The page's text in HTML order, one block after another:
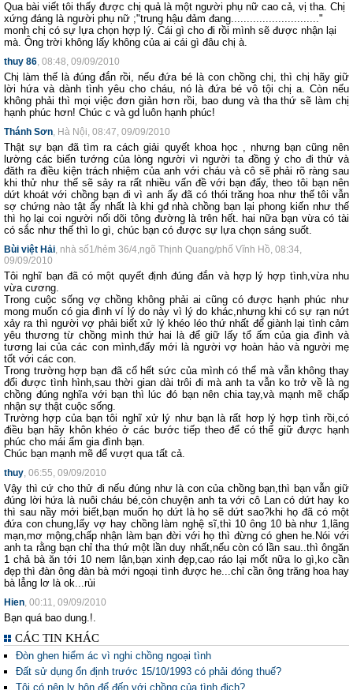
Qua bài viết tôi thấy được chị quả là một người phụ nữ cao cả, vị tha. Chị
xứng đáng là người phụ nữ ;"trung hậu đảm đang............................"
monh chị có sự lựa chọn hợp lý. Cái gì cho đi rồi mình sẽ được nhận lại
mà. Ông trời không lấy không của ai cái gì đâu chị à.
thuy 86, 08:48, 09/09/2010
Chị làm thế là đúng đắn rồi, nếu đứa bé là con chồng chị, thì chị hãy giữ
lời hứa và dành tình yêu cho cháu, nó là đứa bé vô tội chị a. Còn nếu
không phải thì mọi việc đơn giản hơn rồi, bao dung và tha thứ sẽ làm chị
hạnh phúc hơn! Chúc c và gd luôn hạnh phúc!
Thánh Sơn, Hà Nội, 08:47, 09/09/2010
Thật sự bạn đã tìm ra cách giải quyết khoa học , nhưng bạn cũng nên
lường các biến tướng của lòng người vì người ta đồng ý cho đi thử và
đăth ra điều kiện trách nhiệm của anh với cháu và cô sẽ phải rõ ràng sau
khi thử như thế sẽ sảy ra rất nhiều vấn đề với bạn đấy, theo tôi bạn nên
dứt khoát với chồng bạn đi vì anh ấy đã có thói trăng hoa như thế tôi vẫn
sợ chứng nào tật ấy nhất là khi gđ nhà chồng bạn lại phong kiến như thế
thì họ lại coi người nối dõi tông đường là trên hết. hai nữa bạn vừa có tài
có sắc như thế thì lo gì, chúc bạn có được sự lựa chọn sáng suốt.
Bùi việt Hải, nhà số1/hẻm 36/4,ngõ Thịnh Quang/phố Vĩnh Hồ, 08:34,
09/09/2010
Tôi nghĩ bạn đã có một quyết định đúng đắn và hợp lý hợp tình,vừa nhu
vừa cương.
Trong cuộc sống vợ chồng không phải ai cũng có được hạnh phúc như
mong muốn có gia đình ví lý do này vì lý do khác,nhưng khi có sự rạn nứt
xảy ra thì người vợ phải biết xử lý khéo léo thứ nhất để giành lại tình cảm
yêu thương từ chồng mình thứ hai là để giữ lấy tổ ấm của gia đình và
tương lai của các con mình,đấy mới là người vợ hoàn hảo và người mẹ
tốt với các con.
Trong trường hợp bạn đã cố hết sức của mình có thể mà vẫn không thay
đổi được tình hình,sau thời gian dài trôi đi mà anh ta vẫn ko trở về là ng
chồng đúng nghĩa với bạn thì lúc đó bạn nên chia tay,và mạnh mẽ chấp
nhận sự thật cuộc sống.
Trường hợp của bạn tôi nghĩ xử lý như bạn là rất hơp lý hợp tình rồi,có
điều bạn hãy khôn khéo ở các bước tiếp theo để có thể giữ được hạnh
phúc cho mái ấm gia đình bạn.
Chúc bạn mạnh mẽ để vượt qua tất cả.
thuy, 06:55, 09/09/2010
Vậy thì cứ cho thử đi nếu đúng như là con của chồng bạn,thì bạn vẫn giữ
đúng lời hứa là nuôi cháu bé,còn chuyện anh ta với cô Lan có dứt hay ko
thì sau nầy mới biết,bạn muốn họ dứt là họ sẽ dứt sao?khi họ đã có một
đứa con chung,lấy vợ hay chồng làm nghệ sĩ,thì 10 ông 10 bà như 1,lãng
mạn,mơ mộng,chấp nhận làm bạn đời với họ thì đừng có ghen he.Nói với
anh ta rằng bạn chỉ tha thứ một lần duy nhất,nếu còn có lần sau..thì ôngăn
1 chả bà ăn tới 10 nem lận,bạn xinh đẹp,cao ráo lại mốt nữa lo gì,ko cần
đẹp thì đàn ông đàn bà mới ngoại tình được he...chỉ cần ông trăng hoa hay
bà lẳng lơ là ok...rùi
Hien, 00:11, 09/09/2010
Bạn quá bao dung.!.
CÁC TIN KHÁC
Đòn ghen hiểm ác vì nghi chồng ngoại tình
Đất sử dụng ổn định trước 15/10/1993 có phải đóng thuế?
Tôi có nên ly hôn để đến với chồng của tình địch?